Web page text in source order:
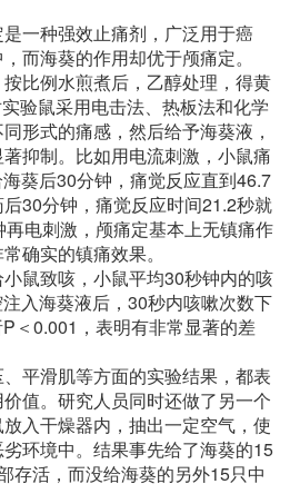
一种强效止痛剂，广泛用于癌
而海葵的作用却优于颅痛定。
比例水煎煮后，乙醇处理，得黄
验鼠采用电击法、热板法和化学
形式的痛感，然后给予海葵液，
抑制。比如用电流刺激，小鼠痛
葵后30分钟，痛觉反应直到46.7
30分钟，痛觉反应时间21.2秒就
电刺激，颅痛定基本上无镇痛作
确实的镇痛效果。
鼠致咳，小鼠平均30秒钟内的咳
入海葵液后，30秒内咳嗽次数下
＜0.001，表明有非常显著的差
平滑肌等方面的实验结果，都表
值。研究人员同时还做了另一个
入干燥器内，抽出一定空气，使
环境中。结果事先给了海葵的15
存活，而没给海葵的另外15只中